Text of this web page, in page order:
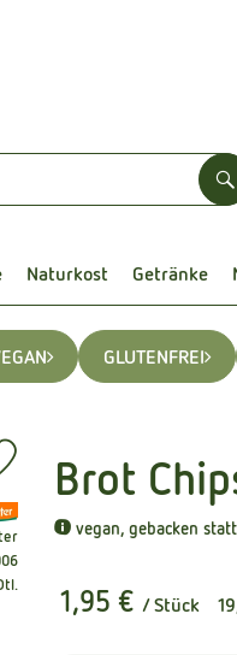
Naturkost Getränke
GLUTENFREI
Brot
vegan, gebacken
1,95 € / Stück
Produkt zu Favouriten hinzufügen